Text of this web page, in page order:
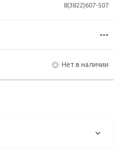
8(3822)607-507
---
Нет в наличии